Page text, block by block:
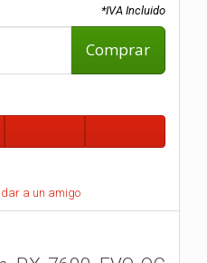
*IVA Incluido
Comprar
a un amigo